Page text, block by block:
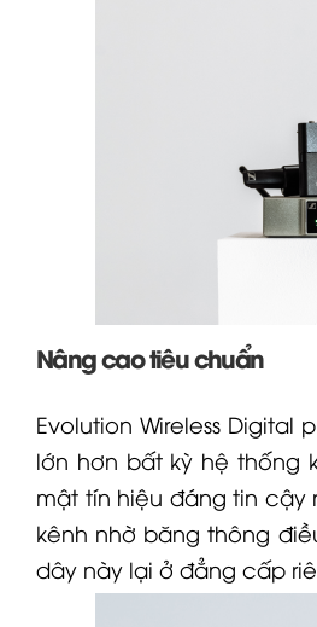
Nâng cao tiêu chuẩn
Evolution Wireless
lớn hơn bất kỳ hệ thống
mật tín hiệu đáng tin cậy
kênh nhờ băng thông
dây này lại ở đẳng cấp